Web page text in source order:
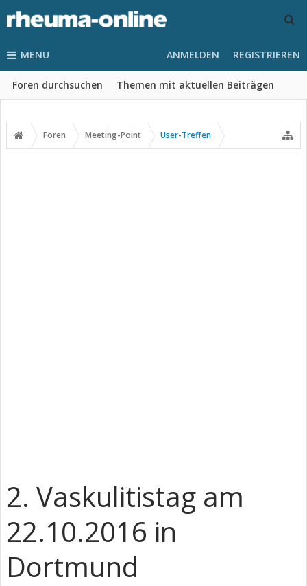
MENU
Foren durchsuchen Themen mit aktuellen Beiträgen
ANMELDEN REGISTRIEREN
Foren Meeting-Point User-Treffen
2. Vaskulitistag am
22.10.2016 in
Dortmund